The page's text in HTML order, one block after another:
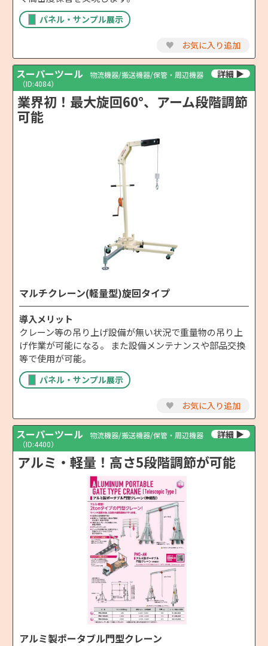
パネル・サンプル展示
♥ お気に入り追加
スーパーツール
物流機器/搬送機器/保管・周辺機器
（ID:4084）
業界初！最大旋回60°、アーム段階調節
可能
マルチクレーン(軽量型)旋回タイプ
導入メリット
クレーン等の吊り上げ設備が無い状況で重量物の吊り上
げ作業が可能になる。 また設備メンテナンスや部品交換
等で使用が可能。
パネル・サンプル展示
♥ お気に入り追加
スーパーツール
物流機器/搬送機器/保管・周辺機器
（ID:4400）
アルミ・軽量！高さ5段階調節が可能
アルミ製ポータブル門型クレーン